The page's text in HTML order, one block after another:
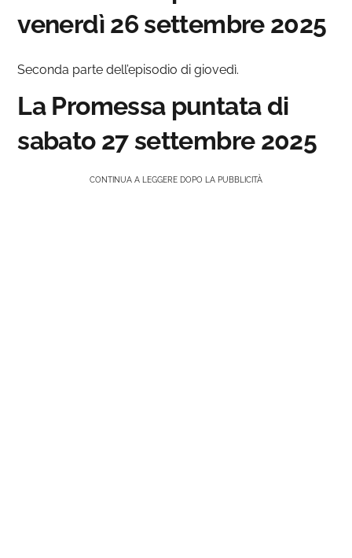
venerdì 26 settembre 2025
Seconda parte dell’episodio di giovedì.
La Promessa puntata di
sabato 27 settembre 2025
CONTINUA A LEGGERE DOPO LA PUBBLICITÀ